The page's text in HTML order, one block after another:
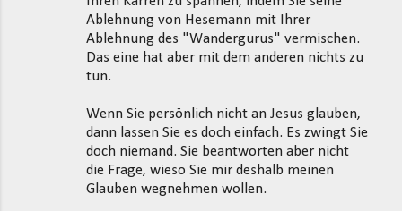
Ablehnung von Hesemann mit Ihrer
Ablehnung des "Wandergurus" vermischen.
Das eine hat aber mit dem anderen nichts zu
tun.
Wenn Sie persönlich nicht an Jesus glauben,
dann lassen Sie es doch einfach. Es zwingt Sie
doch niemand. Sie beantworten aber nicht
die Frage, wieso Sie mir deshalb meinen
Glauben wegnehmen wollen.